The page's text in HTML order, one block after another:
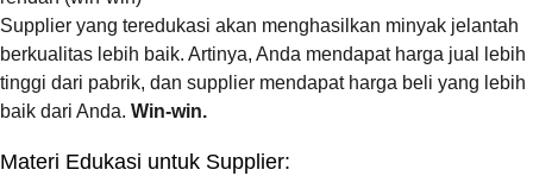
Supplier yang teredukasi akan menghasilkan minyak jelantah
berkualitas lebih baik. Artinya, Anda mendapat harga jual lebih
tinggi dari pabrik, dan supplier mendapat harga beli yang lebih
baik dari Anda. Win-win.
Materi Edukasi untuk Supplier: